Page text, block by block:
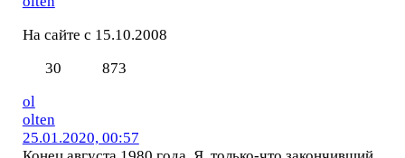
На сайте с 15.10.2008
30
873
ol
olten
25.01.2020, 00:57